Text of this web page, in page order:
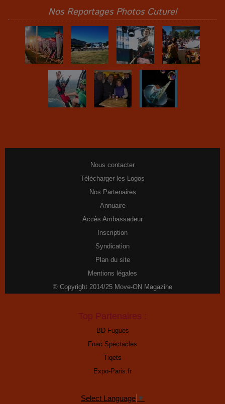
Nos Reportages Photos Cuturel
Nous contacter
Télécharger les Logos
Nos Partenaires
Annuaire
Accès Ambassadeur
Inscription
Syndication
Plan du site
Mentions légales
© Copyright 2014/25 Move-ON Magazine
BD Fugues
Fnac Spectacles
Tiqets
Expo-Paris.fr
Select Language ▼